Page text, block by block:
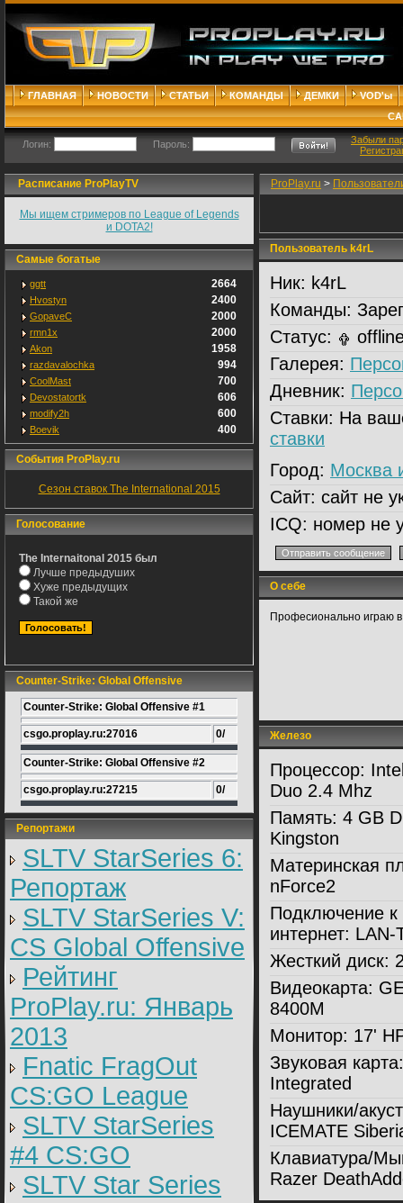
ГЛАВНАЯ НОВОСТИ СТАТЬИ КОМАНДЫ ДЕМКИ
VOD'ы
Логин: Пароль:
Забыли
Расписание ProPlayTV
Мы ищем стримеров по League of Legends
и DOTA2!
Самые богатые
ggtt 2664
Hvostyn 2400
GopaveC 2000
rmn1x 2000
Akon 1958
razdavalochka 994
CoolMast 700
Devostatortk 606
modify2h 600
Boevik 400
События ProPlay.ru
Сезон ставок The International 2015
Голосование
The Internaitonal 2015 был
Лучше предыдуших
Хуже предыдущих
Такой же
Counter-Strike: Global Offensive
Counter-Strike: Global Offensive #1
csgo.proplay.ru:27016 0/
Counter-Strike: Global Offensive #2
csgo.proplay.ru:27215 0/
Репортажи
SLTV StarSeries 6:
Репортаж
SLTV StarSeries V:
CS Global Offensive
Рейтинг
ProPlay.ru: Январь
2013
Fnatic FragOut
CS:GO League
SLTV StarSeries
#4 CS:GO
SLTV Star Series
ProPlay.ru >
Пользователь k4rL
Ник: k4rL
Команды:
Статус:
Галерея:
Дневник:
Ставки: На
ставки
Город: Москва
Сайт: сайт не
ICQ: номер не
О себе
Професионально играю
Железо
Процессор:
Duo 2.4 Mhz
Память: 4 GB
Kingston
Материнская
nForce2
Подключение к
интернет: LAN-
Жесткий диск:
Видеокарта:
8400M
Монитор: 17'
Звуковая карта:
Integrated
Наушники/
ICEMATE
Клавиатура/
Razer